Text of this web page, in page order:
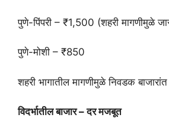
पुणे-पिंपरी – ₹1,500 (शहरी मागणीमुळे
पुणे-मोशी – ₹850
शहरी भागातील मागणीमुळे निवडक
विदर्भातील बाजार – दर मजबूत